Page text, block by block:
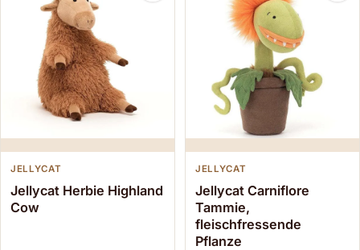
JELLYCAT
Jellycat Herbie Highland
Cow
JELLYCAT
Jellycat Carniflore
Tammie,
fleischfressende
Pflanze